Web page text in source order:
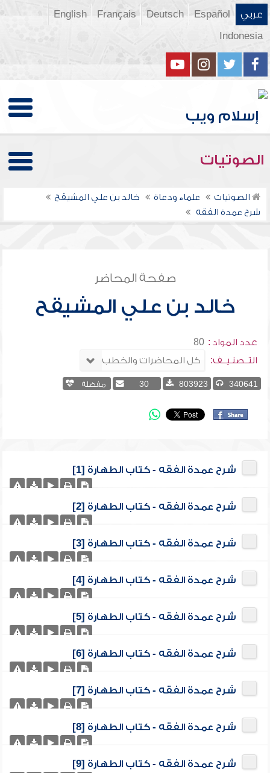
عربي Español
Deutsch
Français
English
Indonesia
الصوتيات
الصوتيات علماء ودعاة
خالد بن علي المشيقح
شرح عمدة الفقه
صفحة المحاضر
خالد بن علي المشيقح
عدد المواد : 80
التــصنـيــف:
340641
803923
30 مفضلة
شرح عمدة الفقه - كتاب الطهارة [1]
شرح عمدة الفقه - كتاب الطهارة [2]
شرح عمدة الفقه - كتاب الطهارة [3]
شرح عمدة الفقه - كتاب الطهارة [4]
شرح عمدة الفقه - كتاب الطهارة [5]
شرح عمدة الفقه - كتاب الطهارة [6]
شرح عمدة الفقه - كتاب الطهارة [7]
شرح عمدة الفقه - كتاب الطهارة [8]
شرح عمدة الفقه - كتاب الطهارة [9]